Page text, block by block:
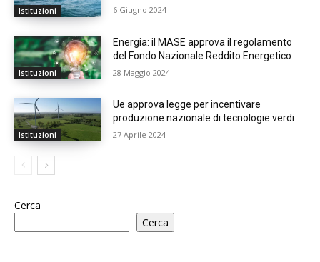
Istituzioni 6 Giugno 2024
Istituzioni
Energia: il MASE approva il regolamento
del Fondo Nazionale Reddito Energetico
28 Maggio 2024
Istituzioni
Ue approva legge per incentivare
produzione nazionale di tecnologie verdi
27 Aprile 2024
Cerca
Cerca